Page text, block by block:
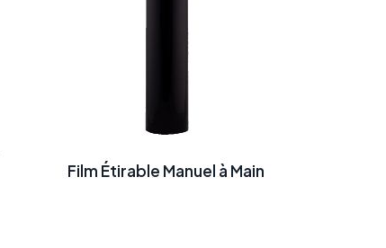
Film Étirable Manuel à Main